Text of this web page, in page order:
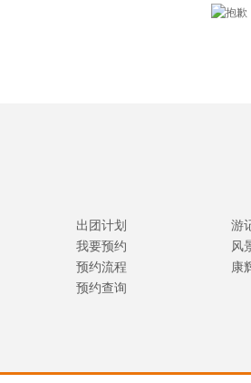
出团计划
我要预约
预约流程
预约查询
游
风
康